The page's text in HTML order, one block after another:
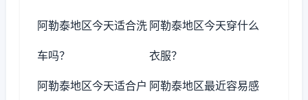
阿勒泰地区今天适合洗
车吗？
阿勒泰地区今天穿什么
衣服？
阿勒泰地区今天适合户 阿勒泰地区最近容易感